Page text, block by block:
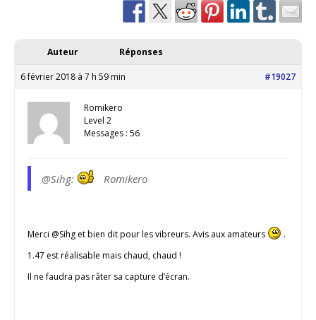
Auteur Réponses
6 février 2018 à 7 h 59 min #19027
Romikero
Level 2
Messages : 56
@Sihg: Romikero
Merci @Sihg et bien dit pour les vibreurs. Avis aux amateurs
.
1.47 est réalisable mais chaud, chaud !
Il ne faudra pas râter sa capture d’écran.